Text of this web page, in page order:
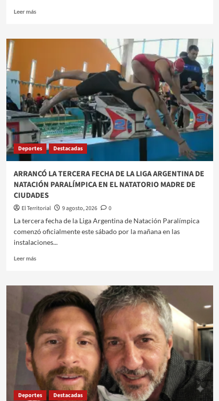
Leer másLeer
HISTÓRICO
SANTIAGO
DEL
ESTERO:
REALIZAN
POR
PRIMERA
VEZ
UNA
HABILITACIÓN
AUDITIVA
VINCHA
DE
CONDUCCIÓN
ÓSEA
EN
SISTEMA
PÚBLICO
Deportes Destacadas
ARRANCÓ LA TERCERA FECHA DE LA LIGA ARGENTINA DE
NATACIÓN PARALÍMPICA EN EL NATATORIO MADRE DE
CIUDADES
El Territorial 9 agosto, 2026
0
La tercera fecha de la Liga Argentina de Natación Paralímpica
comenzó oficialmente este sábado por la mañana en las
instalaciones...
Leer másLeer
ARRANCÓ
TERCERA
FECHA
LA
LIGA
ARGENTINA
NATACIÓN
PARALÍMPICA
EN
EL
Deportes Destacadas